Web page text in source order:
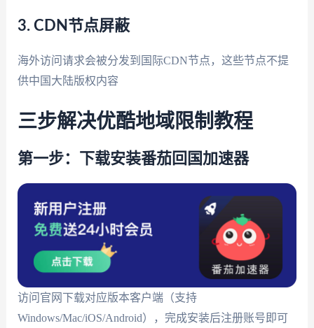
3. CDN节点屏蔽
海外访问请求会被分发到国际CDN节点，这些节点不提
供中国大陆版权内容
三步解决优酷地域限制教程
第一步：下载安装番茄回国加速器
访问官网下载对应版本客户端（支持
Windows/Mac/iOS/Android），完成安装后注册账号即可